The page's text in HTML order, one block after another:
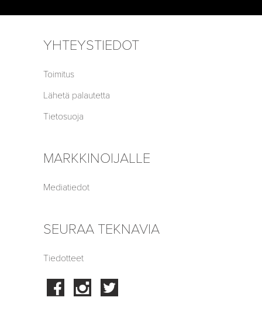
YHTEYSTIEDOT
Toimitus
Lähetä palautetta
Tietosuoja
MARKKINOIJALLE
Mediatiedot
SEURAA TEKNAVIA
Tiedotteet
FacebookInstagram